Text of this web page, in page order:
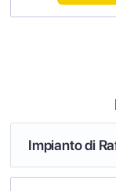
Impianto di